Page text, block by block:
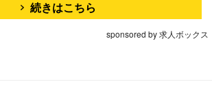
続きはこちら
sponsored by 求人ボックス